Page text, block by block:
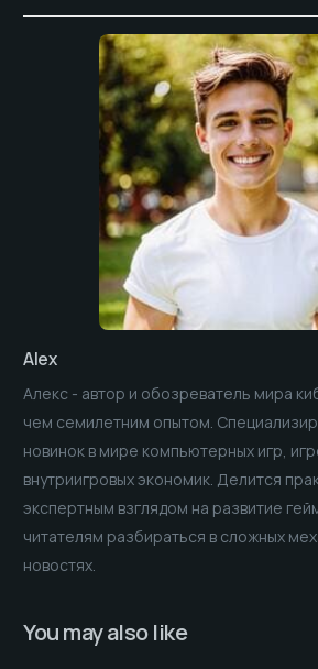
Alex
Алекс - автор и обозреватель мира
чем семилетним опытом.
новинок в мире компьютерных игр,
внутриигровых экономик. Делится
экспертным взглядом на развитие
читателям разбираться в сложных
новостях.
You may also like